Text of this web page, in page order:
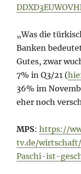
„Was die
Banken
Gutes, zwar
7% in Q3/21 (
36% im
eher noch
MPS:https://
tv.de/
Paschi-ist-